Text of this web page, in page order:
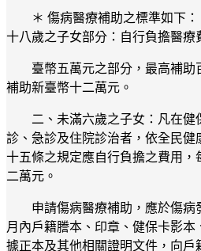
＊ 傷病醫療補助之標準如下
十八歲之子女部分：自行負擔醫療
臺幣五萬元之部分，最高補
補助新臺幣十二萬元。
二、未滿六歲之子女：凡在健
診、急診及住院診治者，依全民健
十五條之規定應自行負擔之費用
二萬元。
申請傷病醫療補助，應於傷病
月內戶籍謄本、印章、健保卡影
據正本及其他相關證明文件，向